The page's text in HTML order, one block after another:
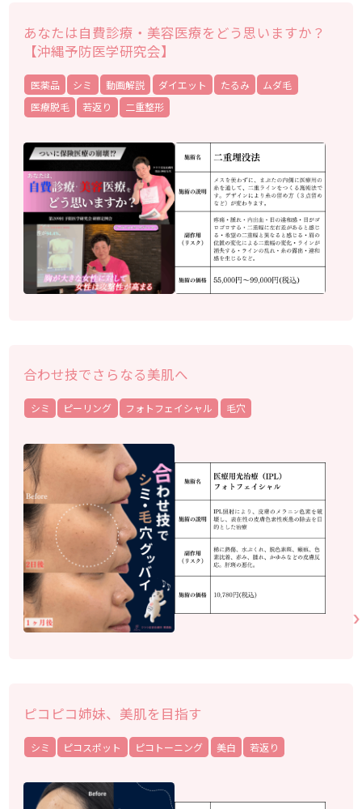
あなたは自費診療・美容医療をどう思いますか？
【沖縄予防医学研究会】
医薬品 シミ 動画解説 ダイエット たるみ
ムダ毛
医療脱毛
若返り 二重整形
合わせ技でさらなる美肌へ
シミ ピーリング フォトフェイシャル 毛穴
ピコピコ姉妹、美肌を目指す
シミ ピコスポット ピコトーニング 美白 若返り